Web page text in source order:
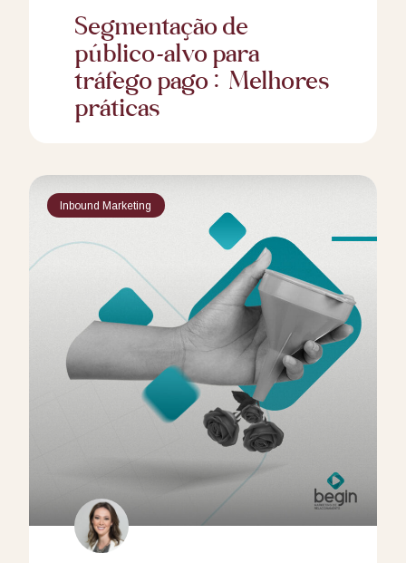
Segmentação de
público-alvo para
tráfego pago: Melhores
práticas
Inbound Marketing